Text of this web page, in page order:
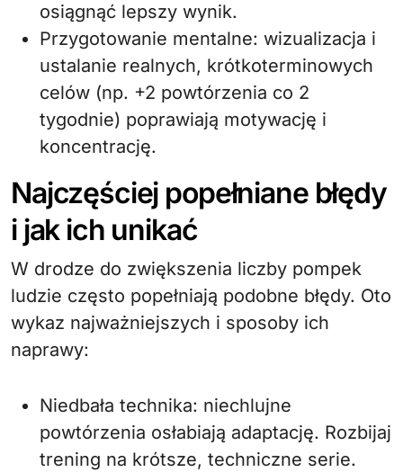
osiągnąć lepszy wynik.
Przygotowanie mentalne: wizualizacja i
ustalanie realnych, krótkoterminowych
celów (np. +2 powtórzenia co 2
tygodnie) poprawiają motywację i
koncentrację.
Najczęściej popełniane błędy
i jak ich unikać
W drodze do zwiększenia liczby pompek
ludzie często popełniają podobne błędy. Oto
wykaz najważniejszych i sposoby ich
naprawy:
Niedbała technika: niechlujne
powtórzenia osłabiają adaptację. Rozbijaj
trening na krótsze, techniczne serie.